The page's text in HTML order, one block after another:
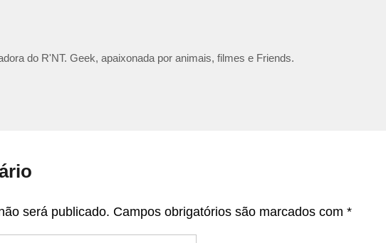
do R'NT. Geek, apaixonada por animais, filmes e Friends.
será publicado. Campos obrigatórios são marcados com *